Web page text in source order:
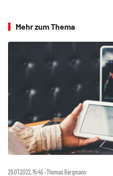
Mehr zum Thema
29.07.2022, 15:45 ‧ Thomas Bergmann